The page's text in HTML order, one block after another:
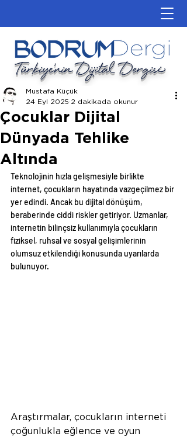
Türkiye'nin Dijital Dergisi
Çocuklar Dijital
Dünyada Tehlike
Altında
Mustafa Küçük
24 Eyl 2025 2 dakikada okunur
Teknolojinin hızla gelişmesiyle birlikte
internet, çocukların hayatında vazgeçilmez bir
yer edindi. Ancak bu dijital dönüşüm,
beraberinde ciddi riskler getiriyor. Uzmanlar,
internetin bilinçsiz kullanımıyla çocukların
fiziksel, ruhsal ve sosyal gelişimlerinin
olumsuz etkilendiği konusunda uyarılarda
bulunuyor.
Araştırmalar, çocukların interneti
çoğunlukla eğlence ve oyun